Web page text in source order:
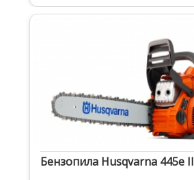
Бензопила Husqvarna 445e II